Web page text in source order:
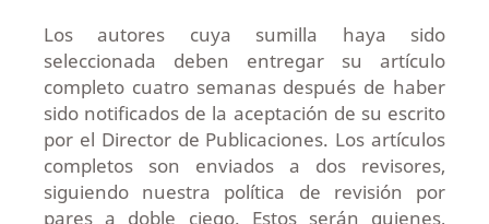
Los autores cuya sumilla haya sido
seleccionada deben entregar su artículo
completo cuatro semanas después de haber
sido notificados de la aceptación de su escrito
por el Director de Publicaciones. Los artículos
completos son enviados a dos revisores,
siguiendo nuestra política de revisión por
pares a doble ciego. Estos serán quienes,